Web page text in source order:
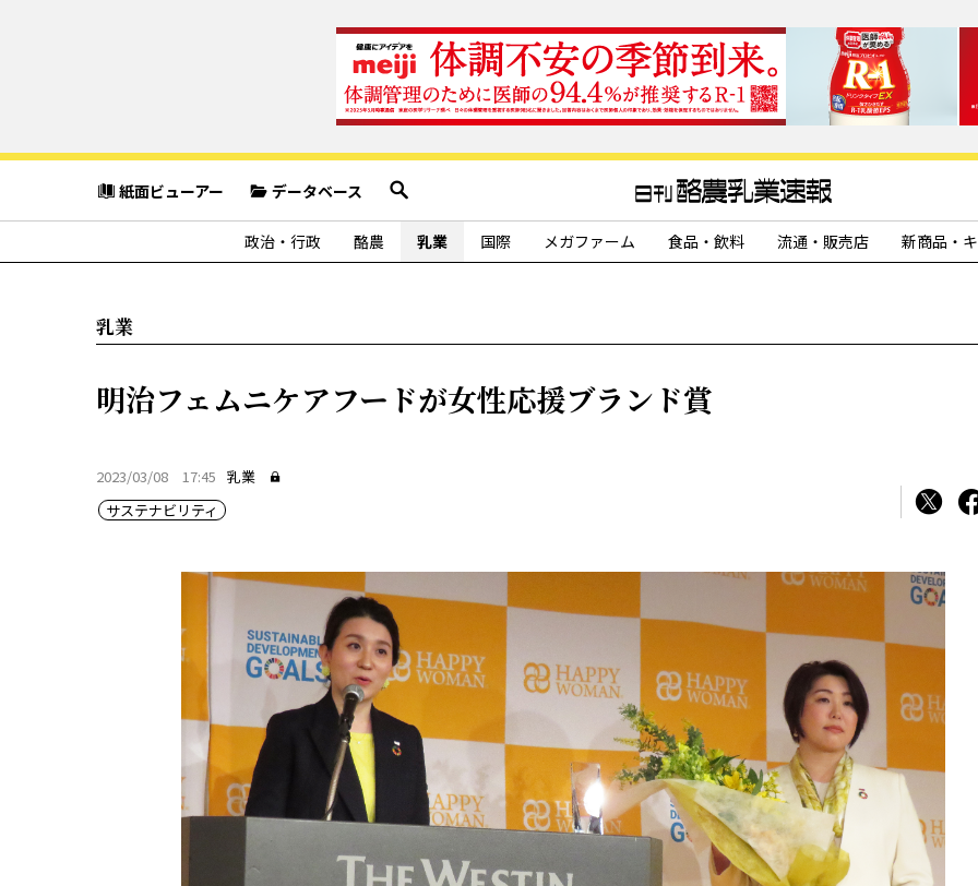
紙面ビューアー データベース
政治・行政 酪農 乳業 国際 メガファーム 食品・飲料 流通・販売店 新商品・
乳業
明治フェムニケアフードが女性応援ブランド賞
2023/03/08 17:45 乳業
サステナビリティ